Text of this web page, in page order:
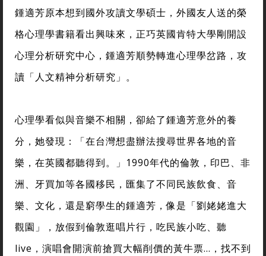
鍾適芳原本想到國外攻讀文學碩士，外國友人送的榮
格心理學書籍看出興味來，正巧英國肯特大學剛開設
心理分析研究中心，鍾適芳順勢轉進心理學岔路，攻
讀「人文精神分析研究」。
心理學看似與音樂不相關，卻給了鍾適芳意外的養
分，她發現：「在台灣想盡辦法搜尋世界各地的音
樂，在英國都聽得到。」1990年代的倫敦，印巴、非
洲、牙買加等各國移民，匯集了不同民族飲食、音
樂、文化，還是窮學生的鍾適芳，像是「劉姥姥進大
觀園」，放假到倫敦逛唱片行，吃民族小吃、聽
live，演唱會開演前搶買大幅削價的黃牛票…，找不到